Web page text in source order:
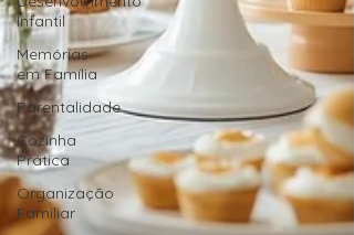
Infantil
Memórias
em Família
Parentalidade
Cozinha
Prática
Organização
Familiar